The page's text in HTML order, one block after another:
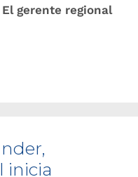
gerente regional
inicia